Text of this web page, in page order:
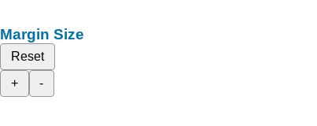
Margin Size
Reset
+
-